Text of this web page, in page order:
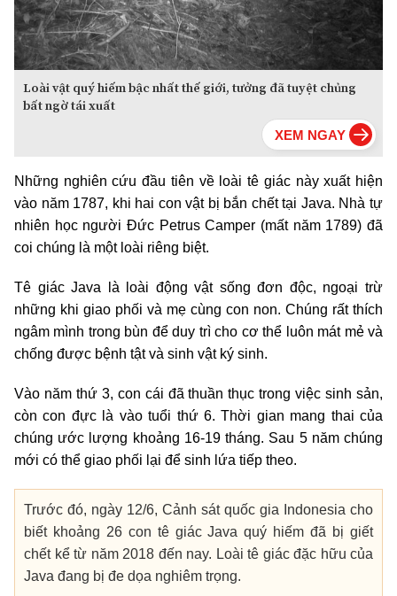
Loài vật quý hiếm bậc nhất thế giới, tưởng đã tuyệt chủng
bất ngờ tái xuất
Những nghiên cứu đầu tiên về loài tê giác này xuất hiện
vào năm 1787, khi hai con vật bị bắn chết tại Java. Nhà tự
nhiên học người Đức Petrus Camper (mất năm 1789) đã
coi chúng là một loài riêng biệt.
Tê giác Java là loài động vật sống đơn độc, ngoại trừ
những khi giao phối và mẹ cùng con non. Chúng rất thích
ngâm mình trong bùn để duy trì cho cơ thể luôn mát mẻ và
chống được bệnh tật và sinh vật ký sinh.
Vào năm thứ 3, con cái đã thuần thục trong việc sinh sản,
còn con đực là vào tuổi thứ 6. Thời gian mang thai của
chúng ước lượng khoảng 16-19 tháng. Sau 5 năm chúng
mới có thể giao phối lại để sinh lứa tiếp theo.
Trước đó, ngày 12/6, Cảnh sát quốc gia Indonesia cho
biết khoảng 26 con tê giác Java quý hiếm đã bị giết
chết kể từ năm 2018 đến nay. Loài tê giác đặc hữu của
Java đang bị đe dọa nghiêm trọng.